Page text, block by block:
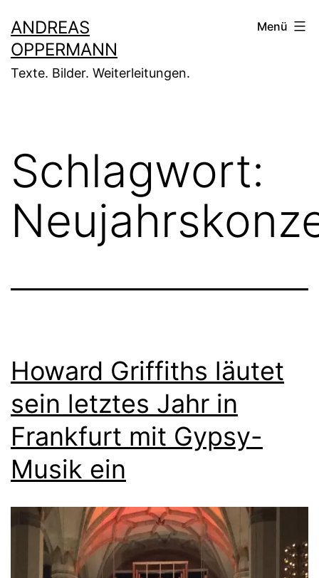
Inhalt
springen
ANDREAS
OPPERMANN
Texte. Bilder. Weiterleitungen.
Menü
Schlagwort:
Howard Griffiths läutet
sein letztes Jahr in
Frankfurt mit Gypsy-
Musik ein